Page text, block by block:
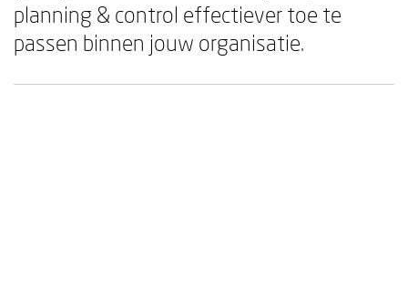
planning & control effectiever toe te
passen binnen jouw organisatie.